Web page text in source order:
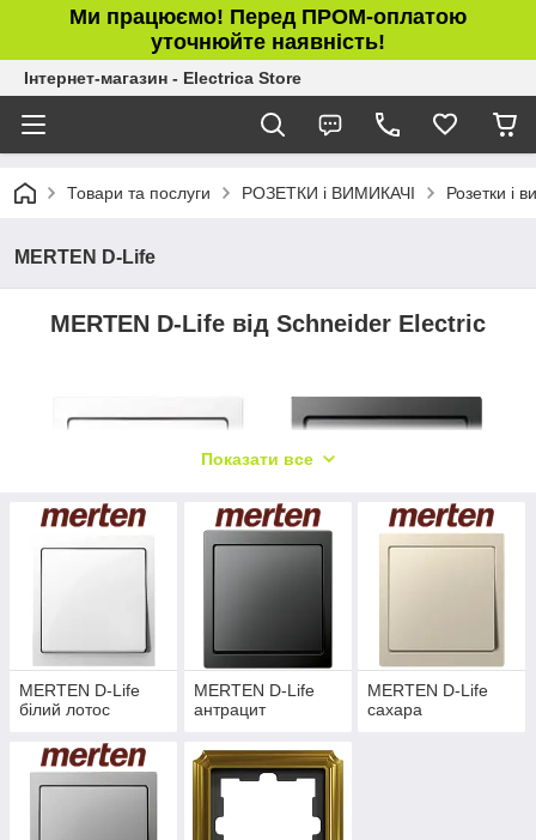
Ми працюємо! Перед ПРОМ-оплатою
уточнюйте наявність!
Інтернет-магазин - Electrica Store
Товари та послуги РОЗЕТКИ і ВИМИКАЧІ Розетки і
MERTEN D-Life
MERTEN D-Life від Schneider Electric
Показати все
MERTEN D-Life
білий лотос
MERTEN D-Life
антрацит
MERTEN D-Life
сахара